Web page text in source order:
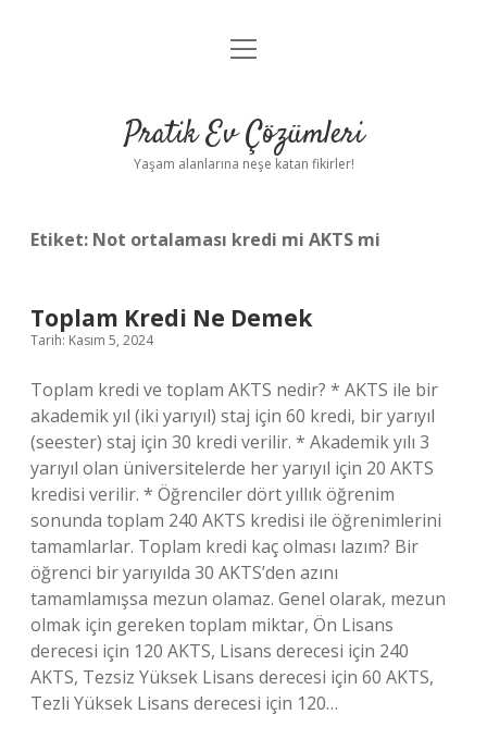
Anasayfa
Yasal Uyarı
menüyü
Pratik Ev Çözümleri
Yaşam alanlarına neşe katan fikirler!
Etiket: Not ortalaması kredi mi AKTS mi
Toplam Kredi Ne Demek
Tarih: Kasım 5, 2024
Toplam kredi ve toplam AKTS nedir? * AKTS ile bir
akademik yıl (iki yarıyıl) staj için 60 kredi, bir yarıyıl
(seester) staj için 30 kredi verilir. * Akademik yılı 3
yarıyıl olan üniversitelerde her yarıyıl için 20 AKTS
kredisi verilir. * Öğrenciler dört yıllık öğrenim
sonunda toplam 240 AKTS kredisi ile öğrenimlerini
tamamlarlar. Toplam kredi kaç olması lazım? Bir
öğrenci bir yarıyılda 30 AKTS’den azını
tamamlamışsa mezun olamaz. Genel olarak, mezun
olmak için gereken toplam miktar, Ön Lisans
derecesi için 120 AKTS, Lisans derecesi için 240
AKTS, Tezsiz Yüksek Lisans derecesi için 60 AKTS,
Tezli Yüksek Lisans derecesi için 120…